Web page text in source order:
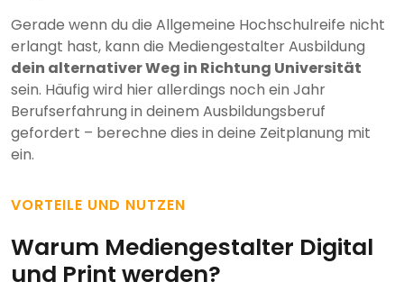
Gerade wenn du die Allgemeine Hochschulreife nicht
erlangt hast, kann die Mediengestalter Ausbildung
dein alternativer Weg in Richtung Universität
sein. Häufig wird hier allerdings noch ein Jahr
Berufserfahrung in deinem Ausbildungsberuf
gefordert – berechne dies in deine Zeitplanung mit
ein.
VORTEILE UND NUTZEN
Warum Mediengestalter Digital
und Print werden?